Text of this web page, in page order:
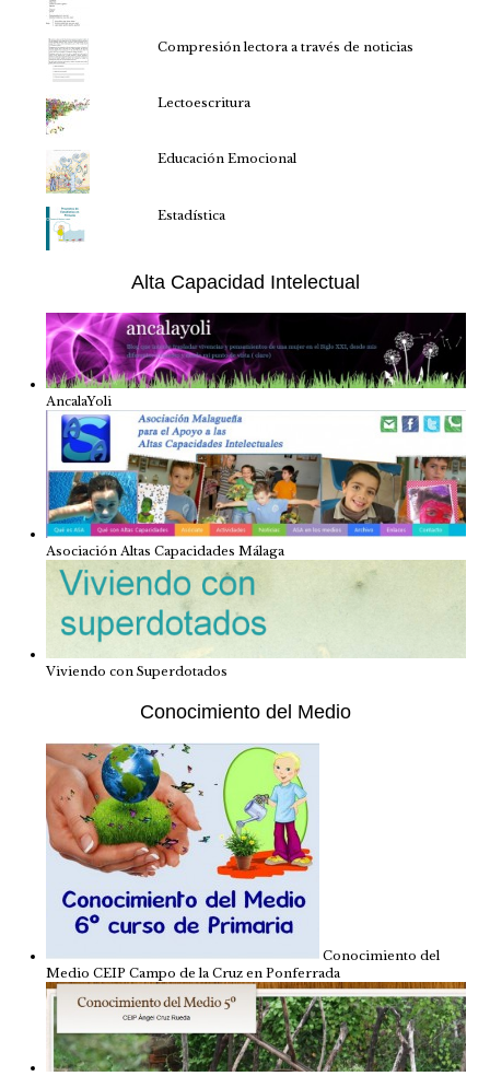
Compresión lectora a través de noticias
Lectoescritura
Educación Emocional
Estadística
Alta Capacidad Intelectual
AncalaYoli
Asociación Altas Capacidades Málaga
Viviendo con Superdotados
Conocimiento del Medio
Conocimiento del
Medio CEIP Campo de la Cruz en Ponferrada